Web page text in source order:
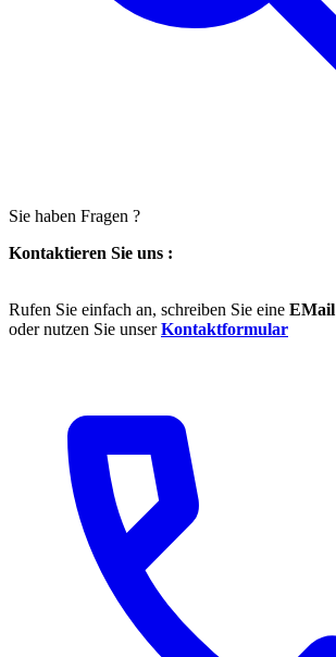
Sie haben Fragen ?
Kontaktieren Sie uns :
Rufen Sie einfach an, schreiben Sie eine EMail
oder nutzen Sie unserKontaktformular